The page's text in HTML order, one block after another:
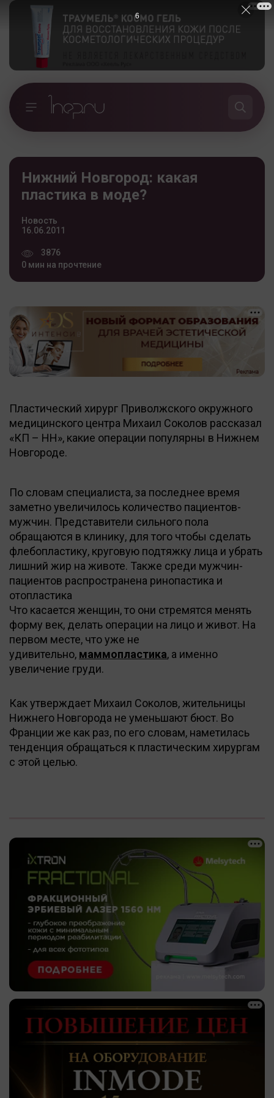
Нижний Новгород: какая
пластика в моде?
Новость
16.06.2011
3876
0 мин на прочтение
Пластический хирург Приволжского окружного
медицинского центра Михаил Соколов рассказал
«КП – НН», какие операции популярны в Нижнем
Новгороде.
По словам специалиста, за последнее время
заметно увеличилось количество пациентов-
мужчин. Представители сильного пола
обращаются в клинику, для того чтобы сделать
флебопластику, круговую подтяжку лица и убрать
лишний жир на животе. Также среди мужчин-
пациентов распространена ринопастика и
отопластика
Что касается женщин, то они стремятся менять
форму век, делать операции на лицо и живот. На
первом месте, что уже не
удивительно, маммопластика, а именно
увеличение груди.
Как утверждает Михаил Соколов, жительницы
Нижнего Новгорода не уменьшают бюст. Во
Франции же как раз, по его словам, наметилась
тенденция обращаться к пластическим хирургам
с этой целью.
5